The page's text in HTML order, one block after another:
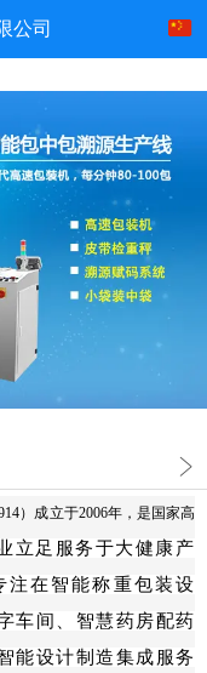
公司
）成立于2006年，是国家高
立足服务于大健康产
注在 智能称重包装设
车间、智慧药房配药
能设计制造集成服务